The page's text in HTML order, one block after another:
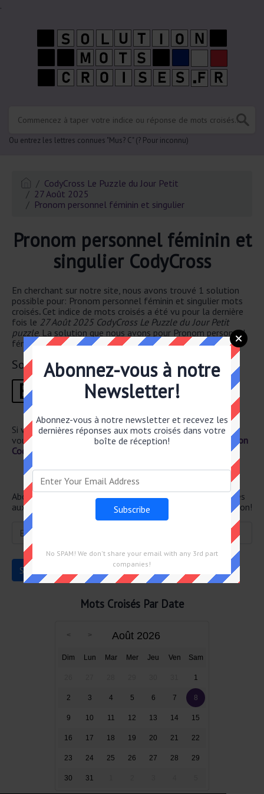
.
Ou entrez les lettres connues "Mus? C" (? Pour inconnu)
CodyCross Le Puzzle du Jour Petit
27 Août 2025
Pronom personnel féminin et singulier
Pronom personnel féminin et
singulier CodyCross
En cherchant sur notre site, nous avons trouvé 1 solution
possible pour: Pronom personnel féminin et singulier mots
croisés. Cet indice de mots croisés a été vu pour la dernière
fois le 27 Août 2025 CodyCross Le Puzzle du Jour Petit
puzzle. La solution que nous avons pour Pronom personnel
féminin et singulier a un total de of 4 lettres.
Solution
E 3 E
Si vous avez déjà résolu cet indice de mots croisés et que
vous recherchez le poste principal, rendez-vous sur
Solution
CodyCross Le Puzzle du Jour Petit 27 Août 2025
Newsletter
Abonnez-vous ci-dessous et recevez les dernières réponses
aux mots croisés directement dans votre boîte de réception!
Mots Croisés Par Date
Août 2026
Dim Lun Mar Mer Jeu Ven Sam
1
2 3 4 5 6 7 8
9 10 11 12 13 14 15
16 17 18 19 20 21 22
23 24 25 26 27 28 29
30 31
Abonnez-vous à notre
Newsletter!
Abonnez-vous à notre newsletter et recevez les
dernières réponses aux mots croisés dans votre
boîte de réception!
No SPAM! We don't share your email with any 3rd part
companies!